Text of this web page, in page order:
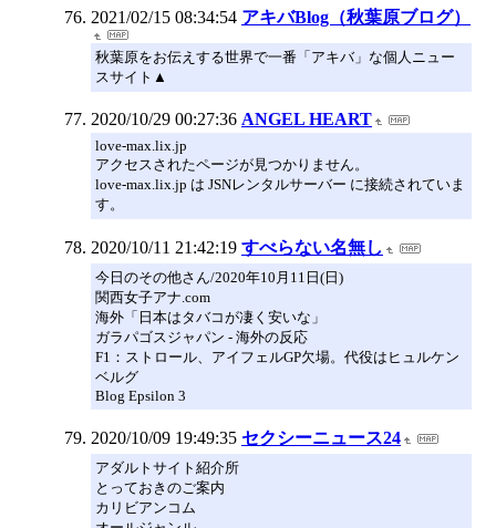
2021/02/15 08:34:54 アキバBlog（秋葉原ブログ）
秋葉原をお伝えする世界で一番「アキバ」な個人ニュー
スサイト▲
2020/10/29 00:27:36 ANGEL HEART
love-max.lix.jp
アクセスされたページが見つかりません。
love-max.lix.jp は JSNレンタルサーバー に接続されていま
す。
2020/10/11 21:42:19 すべらない名無し
今日のその他さん/2020年10月11日(日)
関西女子アナ.com
海外「日本はタバコが凄く安いな」
ガラパゴスジャパン - 海外の反応
F1：ストロール、アイフェルGP欠場。代役はヒュルケン
ベルグ
Blog Epsilon 3
2020/10/09 19:49:35 セクシーニュース24
アダルトサイト紹介所
とっておきのご案内
カリビアンコム